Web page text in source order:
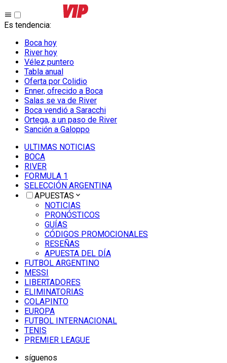
Es tendencia:
Boca hoy
River hoy
Vélez puntero
Tabla anual
Oferta por Colidio
Enner, ofrecido a Boca
Salas se va de River
Boca vendió a Saracchi
Ortega, a un paso de River
Sanción a Galoppo
ULTIMAS NOTICIAS
BOCA
RIVER
FORMULA 1
SELECCIÓN ARGENTINA
APUESTAS
NOTICIAS
PRONÓSTICOS
GUÍAS
CÓDIGOS PROMOCIONALES
RESEÑAS
APUESTA DEL DÍA
FUTBOL ARGENTINO
MESSI
LIBERTADORES
ELIMINATORIAS
COLAPINTO
EUROPA
FUTBOL INTERNACIONAL
TENIS
PREMIER LEAGUE
síguenos